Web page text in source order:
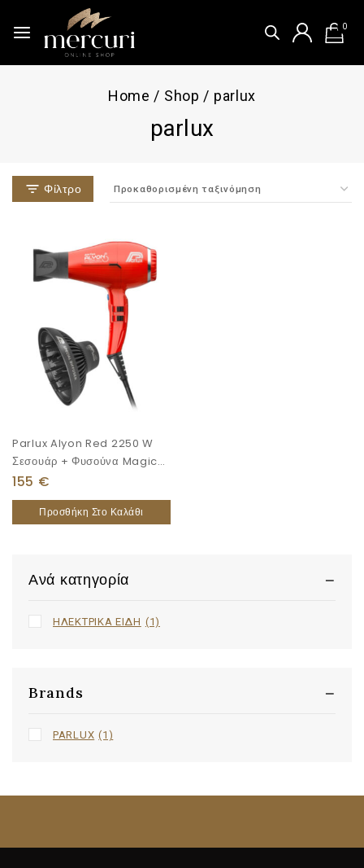
0
Home / Shop / parlux
parlux
Φίλτρο
Parlux Alyon Red 2250 W
Σεσουάρ + Φυσούνα Magic
Sense
155 €
Προσθήκη Στο Καλάθι
Ανά κατηγορία
ΗΛΕΚΤΡΙΚΑ ΕΙΔΗ (1)
Brands
PARLUX (1)